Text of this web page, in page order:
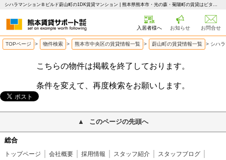
シハラマンションＢビルド蔚山町の1DK賃貸マンション | 熊本県熊本市・光の森・菊陽町の賃貸はピタットハウス 熊本賃貸サポート
入居者様へ お知らせ お問合せ
TOPページ > 物件検索 > 熊本市中央区の賃貸情報一覧 > 蔚山町の賃貸情報一覧 > シハ
こちらの物件は掲載を終了しております。
条件を変えて、再度検索をお願いします。
このページの先頭へ
総合
トップページ 会社概要 採用情報 スタッフ紹介
スタッフブログ